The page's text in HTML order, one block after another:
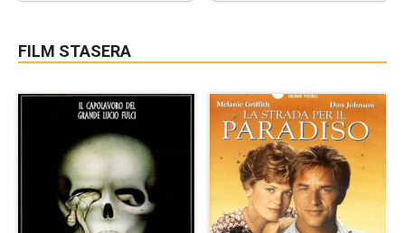
FILM STASERA